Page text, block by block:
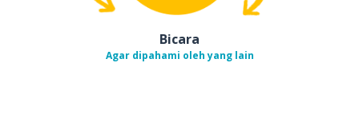
Bicara
Agar dipahami oleh yang lain